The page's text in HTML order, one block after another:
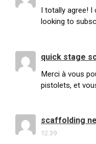
I totally agree! I
looking to
quick stage
Merci à vous
pistolets, et
scaffolding
12:39